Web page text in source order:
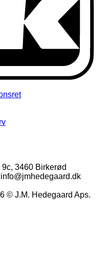
3460 Birkerød
© J.M. Hedegaard Aps.